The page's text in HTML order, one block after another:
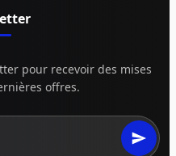
pour recevoir des mises
offres.